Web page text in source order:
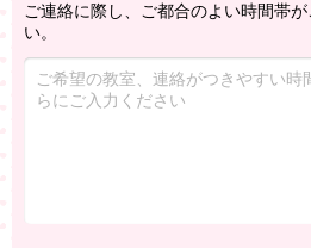
ご連絡に際し、ご都合のよい時間帯
い。